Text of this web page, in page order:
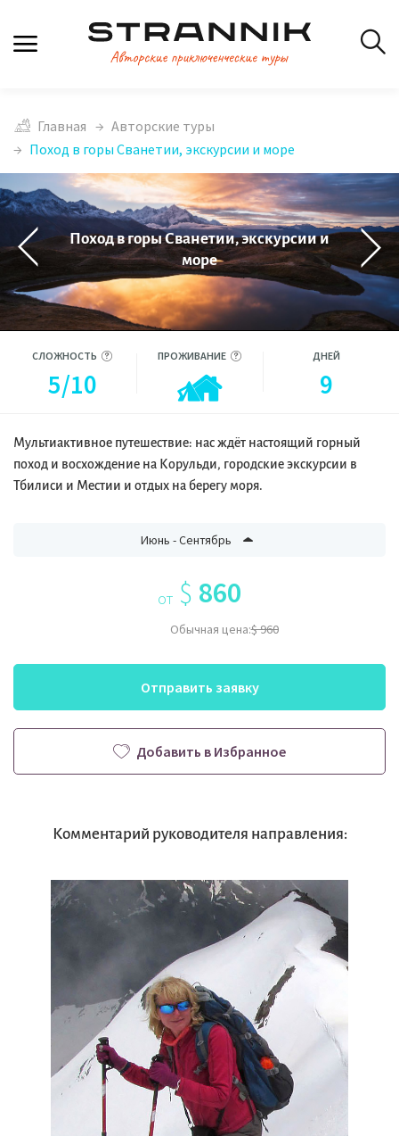
Главная
Авторские туры
Поход в горы Сванетии, экскурсии и море
Поход в горы Сванетии, экскурсии и
море
СЛОЖНОСТЬ
5/10
ПРОЖИВАНИЕ ДНЕЙ
9
Мультиактивное путешествие: нас ждёт настоящий горный
поход и восхождение на Корульди, городские экскурсии в
Тбилиси и Местии и отдых на берегу моря.
Июнь - Сентябрь
от $ 860
Обычная цена:$ 960
Отправить заявку
Добавить в Избранное
Комментарий руководителя направления: